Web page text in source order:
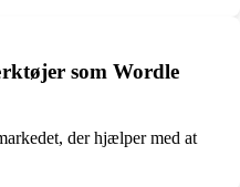
som Wordle
der hjælper med at